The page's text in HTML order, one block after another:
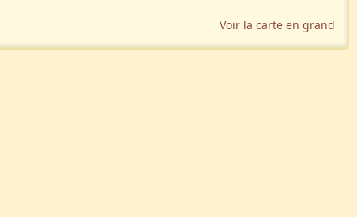
Voir la carte en grand